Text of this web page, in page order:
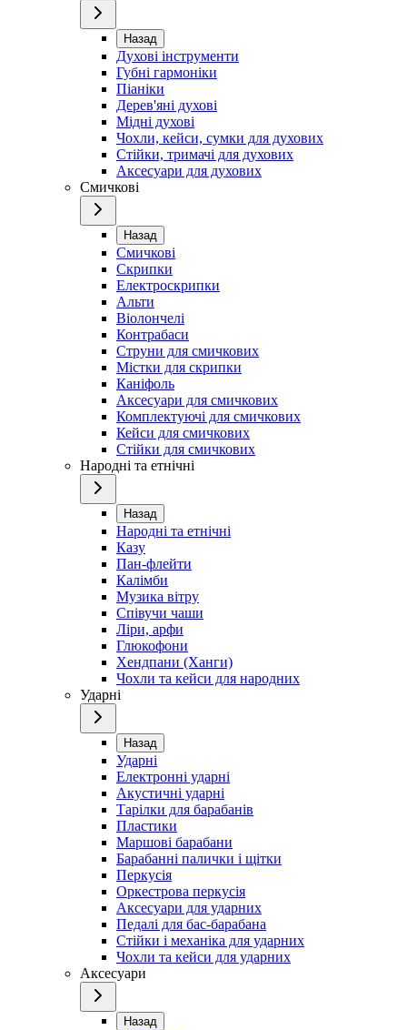
Назад
Духові інструменти
Губні гармоніки
Піаніки
Дерев'яні духові
Мідні духові
Чохли, кейси, сумки для духових
Стійки, тримачі для духових
Аксесуари для духових
Смичкові
Назад
Смичкові
Скрипки
Електроскрипки
Альти
Віолончелі
Контрабаси
Струни для смичкових
Містки для скрипки
Каніфоль
Аксесуари для смичкових
Комплектуючі для смичкових
Кейси для смичкових
Стійки для смичкових
Народні та етнічні
Назад
Народні та етнічні
Казу
Пан-флейти
Калімби
Музика вітру
Співучи чаши
Ліри, арфи
Глюкофони
Хендпани (Ханги)
Чохли та кейси для народних
Ударні
Назад
Ударні
Електронні ударні
Акустичні ударні
Тарілки для барабанів
Пластики
Маршові барабани
Барабанні палички і щітки
Перкусія
Оркестрова перкусія
Аксесуари для ударних
Педалі для бас-барабана
Стійки і механіка для ударних
Чохли та кейси для ударних
Аксесуари
Назад